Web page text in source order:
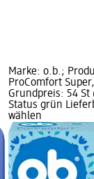
Marke: o.b.;
ProComfort
Grundpreis: 54 St
Status grün
wählen